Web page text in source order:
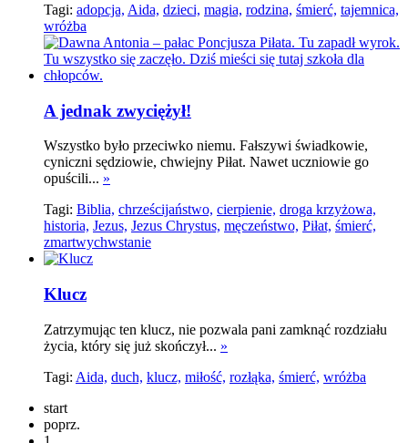
Tagi: adopcja, Aida, dzieci, magia, rodzina, śmierć, tajemnica,
wróżba
A jednak zwyciężył!
Wszystko było przeciwko niemu. Fałszywi świadkowie,
cyniczni sędziowie, chwiejny Piłat. Nawet uczniowie go
opuścili... »
Tagi: Biblia, chrześcijaństwo, cierpienie, droga krzyżowa,
historia, Jezus, Jezus Chrystus, męczeństwo, Piłat, śmierć,
zmartwychwstanie
Klucz
Zatrzymując ten klucz, nie pozwala pani zamknąć rozdziału
życia, który się już skończył... »
Tagi: Aida, duch, klucz, miłość, rozłąka, śmierć, wróżba
start
poprz.